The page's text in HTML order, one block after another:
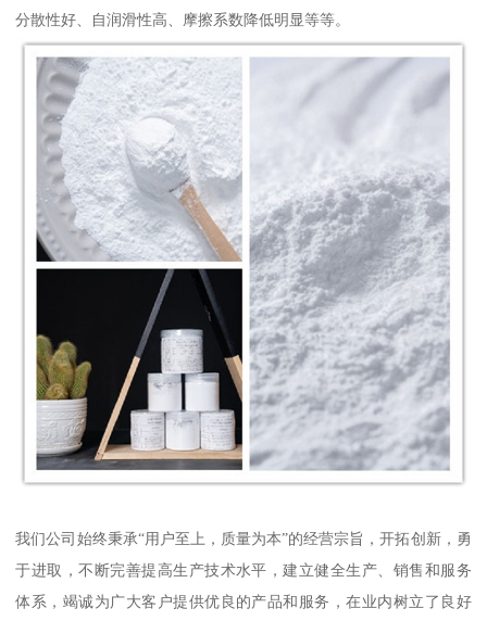
分散性好、自润滑性高、摩擦系数降低明显等等。
我们公司始终秉承“用户至上，质量为本”的经营宗旨，开拓创新，勇
于进取，不断完善提高生产技术水平，建立健全生产、销售和服务
体系，竭诚为广大客户提供优良的产品和服务，在业内树立了良好